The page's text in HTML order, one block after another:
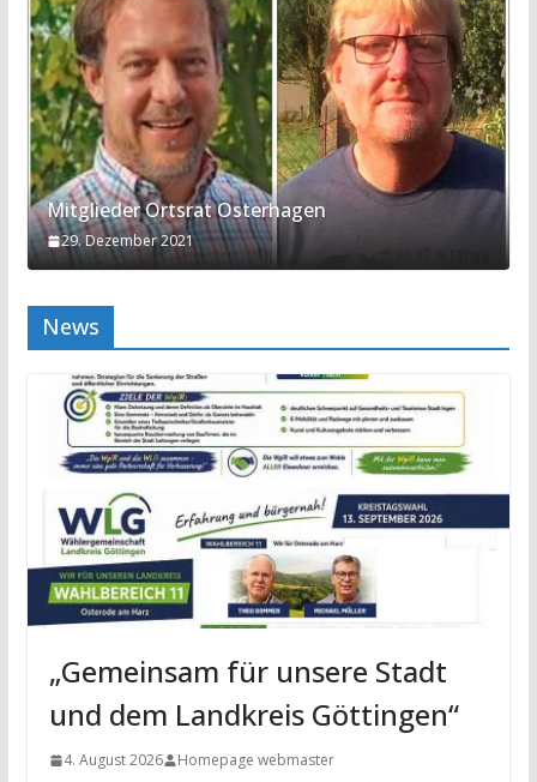
Mitglieder Ortsrat Osterhagen
29. Dezember 2021
News
„Gemeinsam für unsere Stadt
und dem Landkreis Göttingen“
4. August 2026 Homepage webmaster